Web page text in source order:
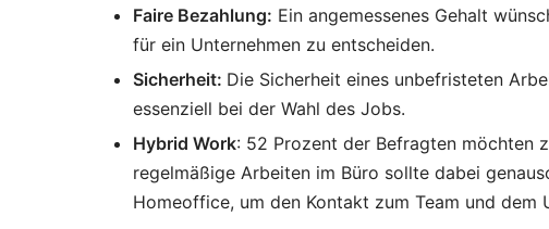
Faire Bezahlung: Ein angemessenes Gehalt
für ein Unternehmen zu entscheiden.
Sicherheit: Die Sicherheit eines unbefristeten
essenziell bei der Wahl des Jobs.
Hybrid Work: 52 Prozent der Befragten möchten
regelmäßige Arbeiten im Büro sollte dabei
Homeoffice, um den Kontakt zum Team und dem